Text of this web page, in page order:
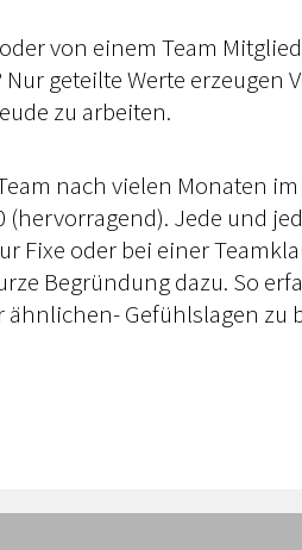
von einem Team
geteilte Werte erzeugen
zu arbeiten.
nach vielen Monaten
(hervorragend). Jede und
Fixe oder bei einer
Begründung dazu. So
ähnlichen- Gefühlslagen